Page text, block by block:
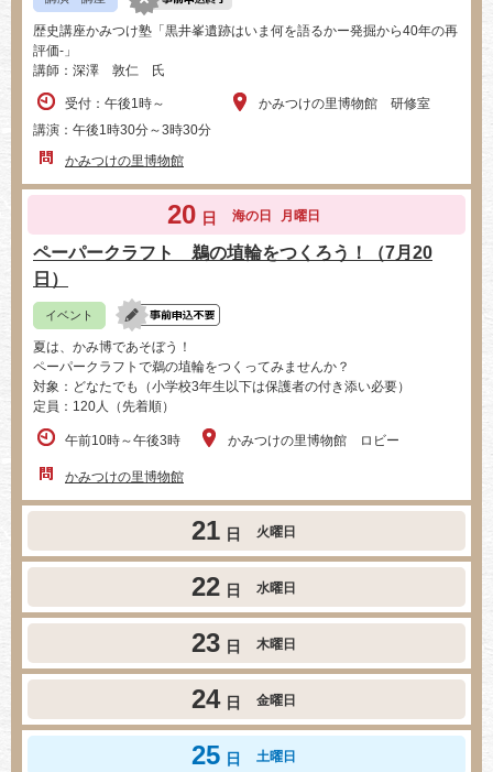
歴史講座かみつけ塾「黒井峯遺跡はいま何を語るかー発掘から40年の再
評価-」
講師：深澤 敦仁 氏
受付：午後1時～
講演：午後1時30分～3時30分
かみつけの里博物館 研修室
かみつけの里博物館
20 日 海の日 月曜日
ペーパークラフト 鵜の埴輪をつくろう！（7月20
日）
イベント
夏は、かみ博であそぼう！
ペーパークラフトで鵜の埴輪をつくってみませんか？
対象：どなたでも（小学校3年生以下は保護者の付き添い必要）
定員：120人（先着順）
午前10時～午後3時 かみつけの里博物館 ロビー
かみつけの里博物館
21 日 火曜日
22 日 水曜日
23 日 木曜日
24 日 金曜日
25 日 土曜日